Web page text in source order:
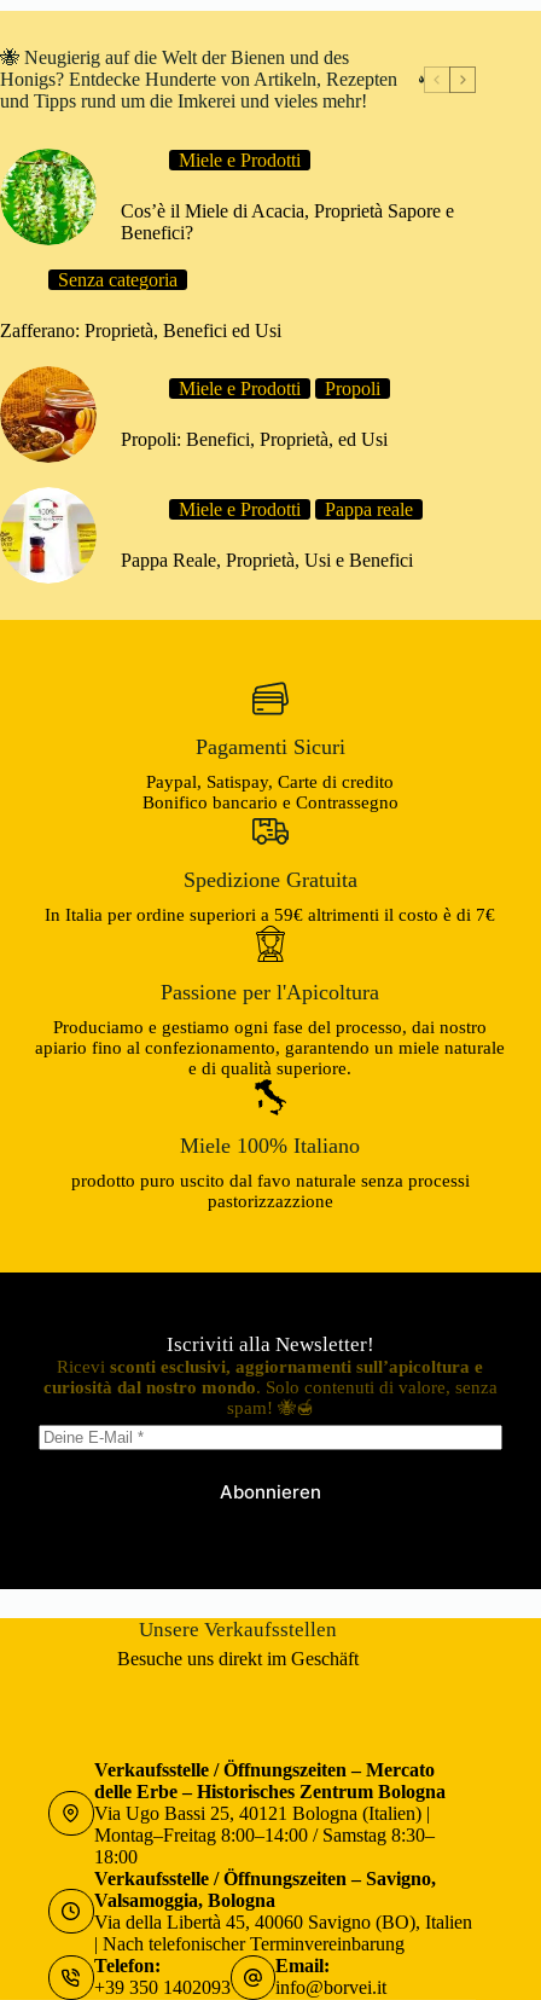
🐝 Neugierig auf die Welt der Bienen und des
Honigs? Entdecke Hunderte von Artikeln, Rezepten
und Tipps rund um die Imkerei und vieles mehr!
Miele e Prodotti
Cos’è il Miele di Acacia, Proprietà Sapore e
Benefici?
Senza categoria
Zafferano: Proprietà, Benefici ed Usi
Miele e Prodotti Propoli
Propoli: Benefici, Proprietà, ed Usi
Miele e Prodotti Pappa reale
Pappa Reale, Proprietà, Usi e Benefici
Pagamenti Sicuri
Paypal, Satispay, Carte di credito
Bonifico bancario e Contrassegno
Spedizione Gratuita
In Italia per ordine superiori a 59€ altrimenti il costo è di 7€
Passione per l'Apicoltura
Produciamo e gestiamo ogni fase del processo, dai nostro
apiario fino al confezionamento, garantendo un miele naturale
e di qualità superiore.
Miele 100% Italiano
prodotto puro uscito dal favo naturale senza processi
pastorizzazzione
Iscriviti alla Newsletter!
Ricevisconti esclusivi, aggiornamenti sull’apicoltura e
curiosità dal nostro mondo. Solo contenuti di valore, senza
spam! 🐝🍯
Abonnieren
Unsere Verkaufsstellen
Besuche uns direkt im Geschäft
Verkaufsstelle / Öffnungszeiten – Mercato
delle Erbe – Historisches Zentrum Bologna
Via Ugo Bassi 25, 40121 Bologna (Italien) |
Montag–Freitag 8:00–14:00 / Samstag 8:30–
18:00
Verkaufsstelle / Öffnungszeiten – Savigno,
Valsamoggia, Bologna
Via della Libertà 45, 40060 Savigno (BO), Italien
| Nach telefonischer Terminvereinbarung
Telefon:
+39 350 1402093
Email:
info@borvei.it